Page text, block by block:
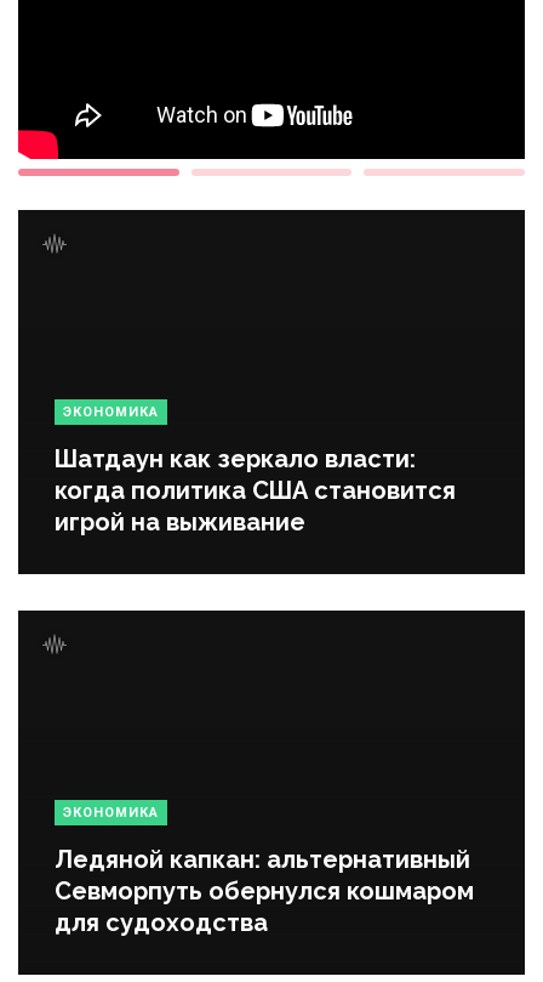
ЭКОНОМИКА
Шатдаун как зеркало власти:
когда политика США становится
игрой на выживание
ЭКОНОМИКА
Ледяной капкан: альтернативный
Севморпуть обернулся кошмаром
для судоходства